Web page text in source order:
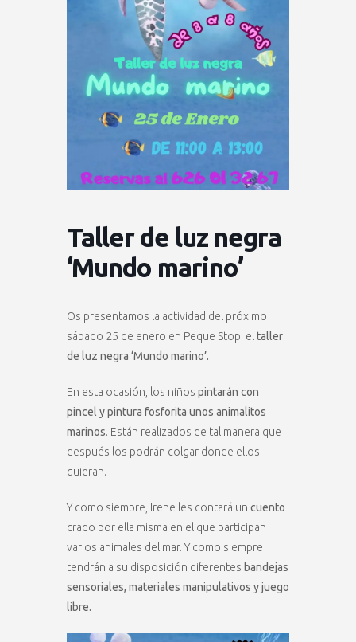
Taller de luz negra
‘Mundo marino’
Os presentamos la actividad del próximo
sábado 25 de enero en Peque Stop: el taller
de luz negra ‘Mundo marino’.
En esta ocasión, los niños pintarán con
pincel y pintura fosforita unos animalitos
marinos. Están realizados de tal manera que
después los podrán colgar donde ellos
quieran.
Y como siempre, Irene les contará un cuento
crado por ella misma en el que participan
varios animales del mar. Y como siempre
tendrán a su disposición diferentes bandejas
sensoriales, materiales manipulativos y juego
libre.